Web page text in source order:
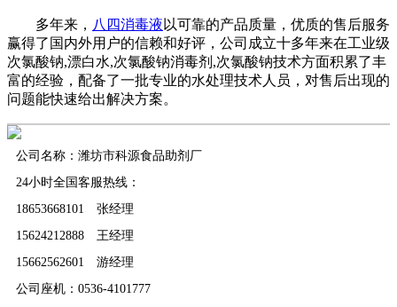
多年来， 八四消毒液 以可靠的产品质量，优质的售后服务
赢得了国内外用户的信赖和好评，公司成立十多年来在工业级
次氯酸钠,漂白水,次氯酸钠消毒剂,次氯酸钠技术方面积累了丰
富的经验，配备了一批专业的水处理技术人员，对售后出现的
问题能快速给出解决方案。
公司名称：潍坊市科源食品助剂厂
24小时全国客服热线：
18653668101 张经理
15624212888 王经理
15662562601 游经理
公司座机：0536-4101777